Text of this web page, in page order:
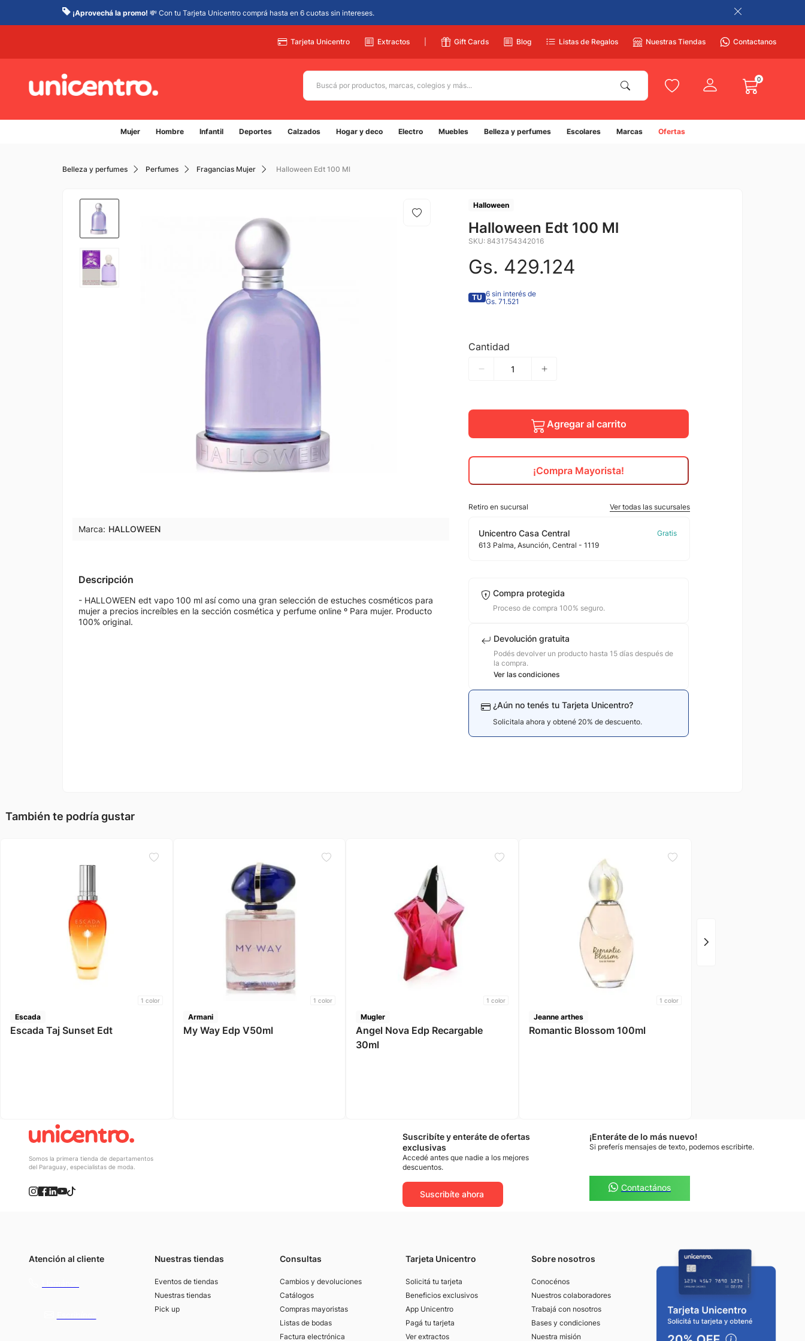
¡Aprovechá la promo! 💸 Con tu Tarjeta Unicentro comprá hasta en 6 cuotas sin intereses.
Tarjeta Unicentro Extractos Gift Cards Blog Listas de Regalos Nuestras Tiendas Contactanos
Buscá por productos, marcas, colegios y más... 0
Mujer Hombre Infantil Deportes Calzados Hogar y deco Electro Muebles Belleza y perfumes Escolares Marcas Ofertas
Belleza y perfumes Perfumes Fragancias Mujer Halloween Edt 100 Ml
Marca: HALLOWEEN
Descripción
- HALLOWEEN edt vapo 100 ml así como una gran selección de estuches cosméticos para
mujer a precios increíbles en la sección cosmética y perfume online º Para mujer. Producto
100% original.
Halloween
Halloween Edt 100 Ml
SKU:8431754342016
Gs. 429.124
TU 6 sin interés de
Gs. 71.521
Cantidad
Agregar al carrito
¡Compra Mayorista!
Retiro en sucursal Ver todas las sucursales
Unicentro Casa Central
613 Palma, Asunción, Central - 1119
Compra protegida
Proceso de compra 100% seguro.
Devolución gratuita
Podés devolver un producto hasta 15 días después de
la compra.
Ver las condiciones
¿Aún no tenés tu Tarjeta Unicentro?
Solicitala ahora y obtené 20% de descuento.
También te podría gustar
1 color
Escada
Escada Taj Sunset Edt
1 color
Armani
My Way Edp V50ml
1 color
Mugler
Angel Nova Edp Recargable
30ml
1 color
Jeanne arthes
Romantic Blossom 100ml
Somos la primera tienda de departamentos
del Paraguay, especialistas de moda.
Suscribíte y enteráte de ofertas
exclusivas
Accedé antes que nadie a los mejores
descuentos.
Suscribíte ahora
¡Enteráte de lo más nuevo!
Si preferís mensajes de texto, podemos escribirte.
Contactános
Atención al cliente
Nuestras tiendas
Eventos de tiendas
Nuestras tiendas
Pick up
Consultas
Cambios y devoluciones
Catálogos
Compras mayoristas
Listas de bodas
Factura electrónica
Tarjeta Unicentro
Solicitá tu tarjeta
Beneficios exclusivos
App Unicentro
Pagá tu tarjeta
Ver extractos
Sobre nosotros
Conocénos
Nuestros colaboradores
Trabajá con nosotros
Bases y condiciones
Nuestra misión
Términos más buscados
5.